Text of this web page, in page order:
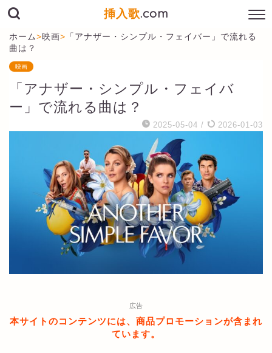
挿入歌.com
ホーム>映画> 「アナザー・シンプル・フェイバー」で流れる
曲は？
映画
「アナザー・シンプル・フェイバ
ー」で流れる曲は？
2025-05-04 / 2026-01-03
広告
本サイトのコンテンツには、商品プロモーションが含まれ
ています。